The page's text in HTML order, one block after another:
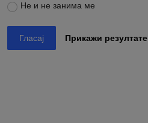
Не и не занима ме
Гласај Прикажи резултате